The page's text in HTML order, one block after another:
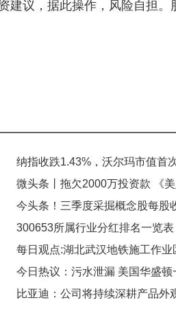
建议，据此操作，风险自担。
纳指收跌1.43%，沃尔玛市值首
万亿美元，中概指数跌0.94%
微头条丨拖欠2000万投资款 《
计》发行人被判以北京豪宅抵债
今头条！三季度采掘概念股每股
榜（每股收益排名查询）
300653所属行业分红排名一览表
（2026/2/3）
每日观点:湖北武汉地铁施工作业
龙门吊发生意外，路过车辆被砸
分塌陷，武汉应急局：有人员伤
今日热议：污水泄漏 美国华盛顿
大肠杆菌严重超标
比亚迪：公司将持续深耕产品外